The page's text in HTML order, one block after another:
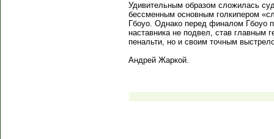
Удивительным образом сложилась
бессменным основным голкипером
Гбоуо. Однако перед финалом Гбоуо
наставника не подвел, став главным
пенальти, но и своим точным
Андрей Жаркой.